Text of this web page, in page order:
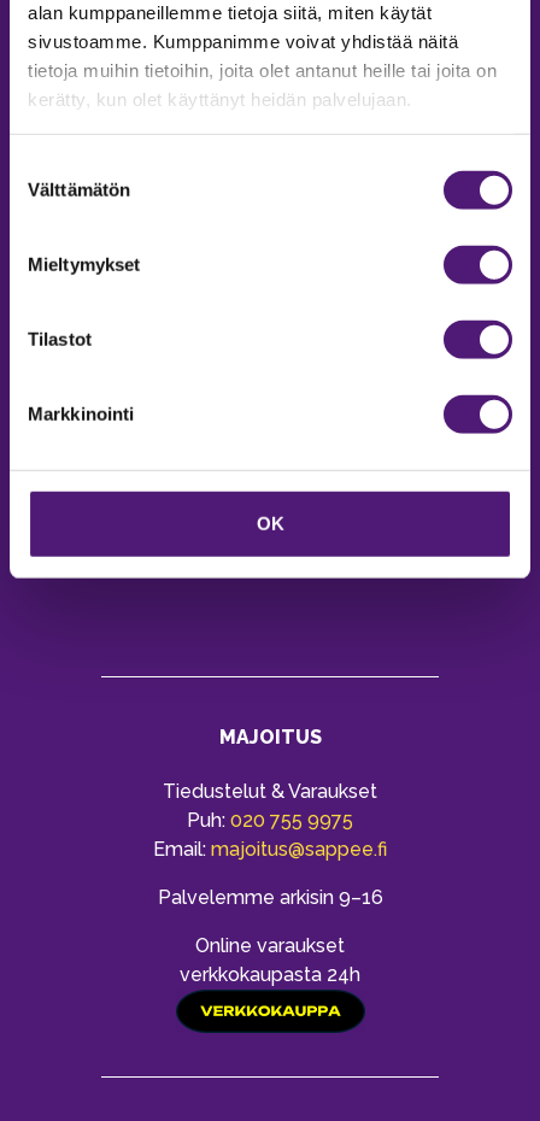
alan kumppaneillemme tietoja siitä, miten käytät
sivustoamme. Kumppanimme voivat yhdistää näitä
tietoja muihin tietoihin, joita olet antanut heille tai joita on
kerätty, kun olet käyttänyt heidän palvelujaan.
valinta
Välttämätön
Mieltymykset
Tilastot
Markkinointi
OK
SAPPEE RESORT
MAJOITUS
Tiedustelut & Varaukset
Puh: 020 755 9975
Email: majoitus@sappee.fi
Palvelemme arkisin 9–16
Online varaukset
verkkokaupasta 24h